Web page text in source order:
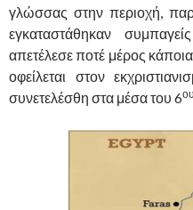
γλώσσας στην περιοχή,
εγκαταστάθηκαν
απετέλεσε ποτέ μέρος
οφείλεται στον
συνετελέσθη στα μέσα του 6ου